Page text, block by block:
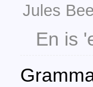
Jules
En is